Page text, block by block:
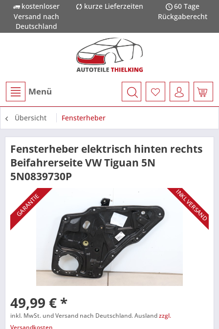
kostenloser
Versand nach
Deutschland
kurze Lieferzeiten
60 Tage
Rückgaberecht
Menü
Übersicht Fensterheber
Fensterheber elektrisch hinten rechts
Beifahrerseite VW Tiguan 5N
5N0839730P
GARANTIE INKL VERSAND
49,99 € *
inkl. MwSt. und Versand nach Deutschland. Auslandzzgl.